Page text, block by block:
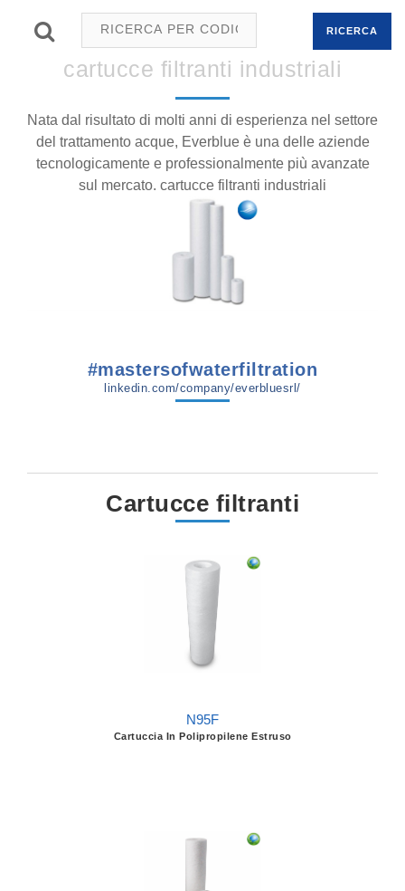
RICERCA
cartucce filtranti industriali
Nata dal risultato di molti anni di esperienza nel settore
del trattamento acque, Everblue è una delle aziende
tecnologicamente e professionalmente più avanzate
sul mercato. cartucce filtranti industriali
#mastersofwaterfiltration
linkedin.com/company/everbluesrl/
Cartucce filtranti
N95F
Cartuccia In Polipropilene Estruso